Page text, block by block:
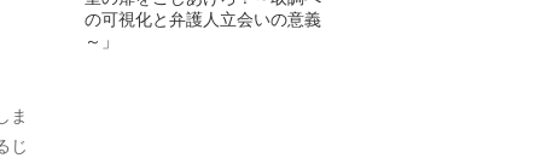
ま
じ
2024年6月
2024年5月
の可視化と弁護人立会いの意義
～」